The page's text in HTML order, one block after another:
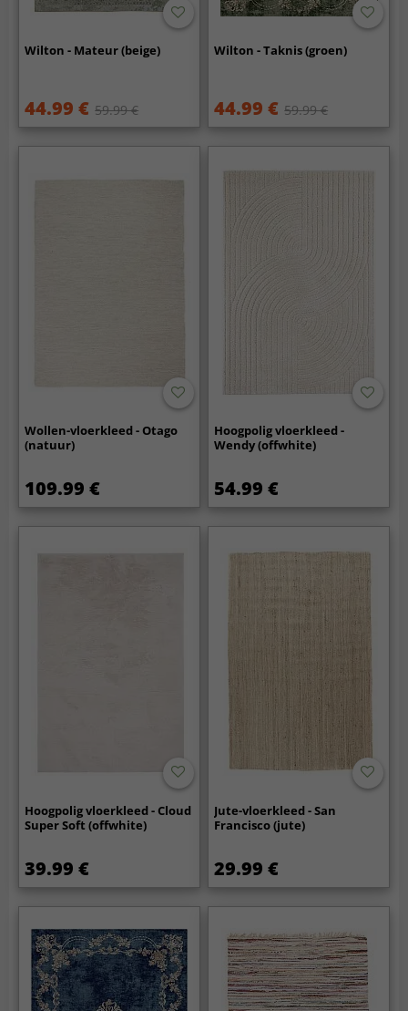
Wilton - Mateur (beige)
44.99 € 59.99 €
Wilton - Taknis (groen)
44.99 € 59.99 €
Wollen-vloerkleed - Otago
(natuur)
109.99 €
Hoogpolig vloerkleed -
Wendy (offwhite)
54.99 €
Hoogpolig vloerkleed - Cloud
Super Soft (offwhite)
39.99 €
Jute-vloerkleed - San
Francisco (jute)
29.99 €